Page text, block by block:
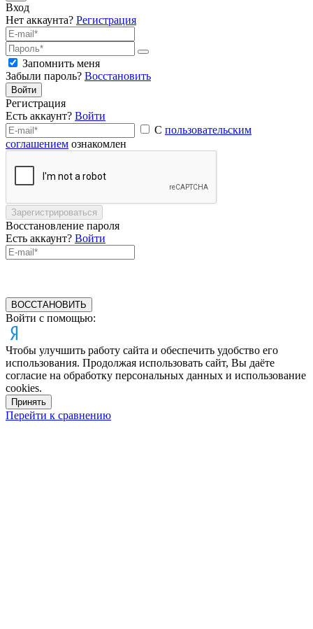
Вход
Нет аккаунта? Регистрация
Запомнить меня
Забыли пароль? Восстановить
Войти
Регистрация
Есть аккаунт? Войти
С пользовательским
соглашением ознакомлен
Зарегистрироваться
Восстановление пароля
Есть аккаунт? Войти
ВОССТАНОВИТЬ
Войти с помощью:
Чтобы улучшить работу сайта и обеспечить удобство его
использования. Продолжая использовать сайт, Вы даёте
согласие на обработку персональных данных и использование
cookies.
Принять
Перейти к сравнению